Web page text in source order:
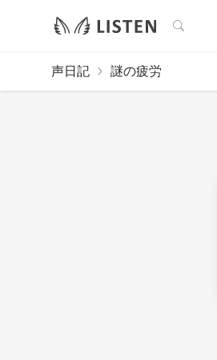
検索
声日記 謎の疲労